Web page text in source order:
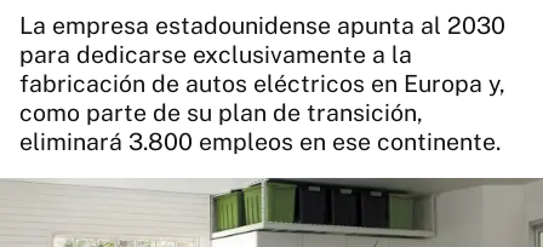
Business
Noticias
Exitoina
Gaming
Vivo
Diario del Juicio
La empresa estadounidense apunta al 2030
para dedicarse exclusivamente a la
fabricación de autos eléctricos en Europa y,
como parte de su plan de transición,
eliminará 3.800 empleos en ese continente.